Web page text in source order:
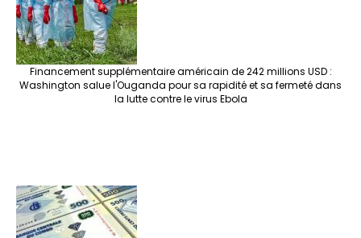
Financement supplémentaire américain de 242 millions USD :
Washington salue l'Ouganda pour sa rapidité et sa fermeté dans
la lutte contre le virus Ebola